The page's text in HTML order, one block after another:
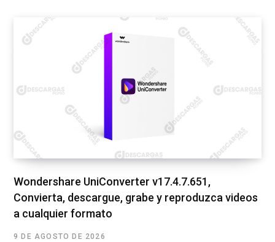
Wondershare UniConverter v17.4.7.651,
Convierta, descargue, grabe y reproduzca videos
a cualquier formato
9 DE AGOSTO DE 2026